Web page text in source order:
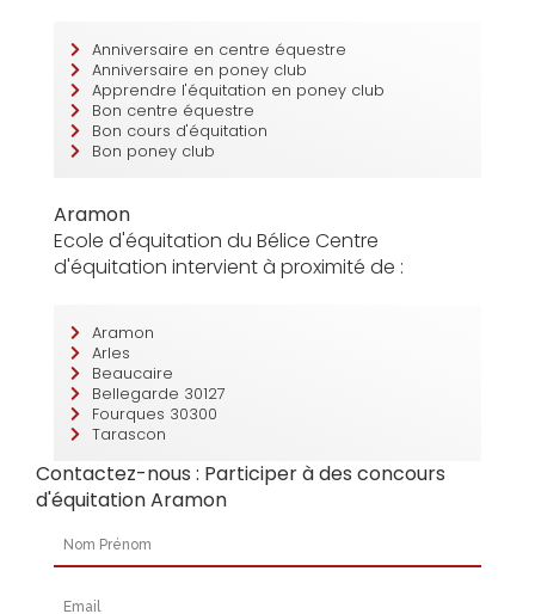
Anniversaire en centre équestre
Anniversaire en poney club
Apprendre l'équitation en poney club
Bon centre équestre
Bon cours d'équitation
Bon poney club
Aramon
Ecole d'équitation du Bélice Centre
d'équitation intervient à proximité de :
Aramon
Arles
Beaucaire
Bellegarde 30127
Fourques 30300
Tarascon
Contactez-nous : Participer à des concours
d'équitation Aramon
Nom Prénom
Email